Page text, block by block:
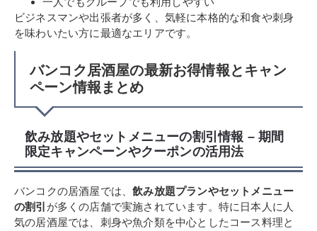
ビジネスマンや出張者が多く、気軽に本格的な和食や刺身
を味わいたい方に最適なエリアです。
バンコク居酒屋の最新お得情報とキャン
ペーン情報まとめ
飲み放題やセットメニューの割引情報 – 期間
限定キャンペーンやクーポンの活用法
バンコクの居酒屋では、飲み放題プランやセットメニュー
の割引 が多くの店舗で実施されています。特に日本人に人
気の居酒屋では、刺身や魚介類を中心としたコース料理と